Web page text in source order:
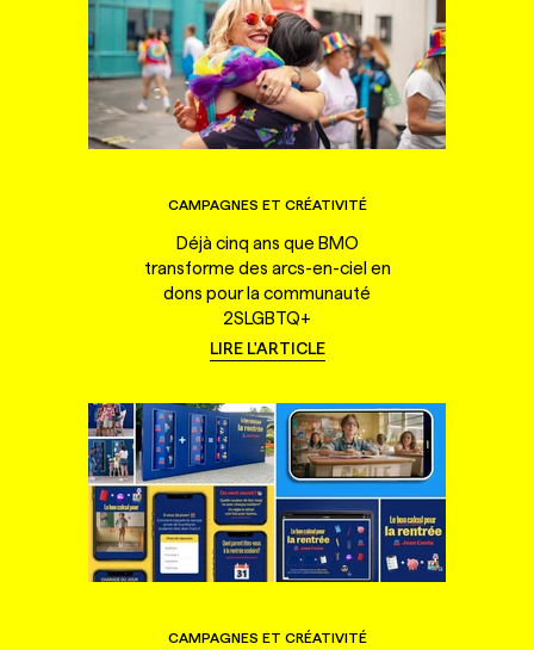
CAMPAGNES ET CRÉATIVITÉ
Déjà cinq ans que BMO
transforme des arcs-en-ciel en
dons pour la communauté
2SLGBTQ+
LIRE L'ARTICLE
CAMPAGNES ET CRÉATIVITÉ